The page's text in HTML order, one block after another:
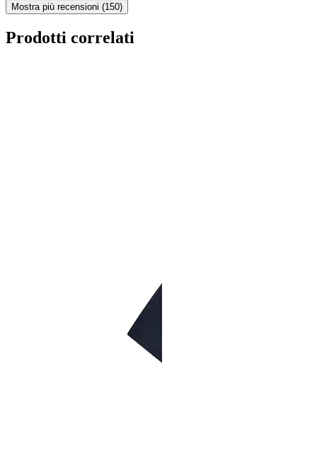
Mostra più recensioni (150)
Prodotti correlati